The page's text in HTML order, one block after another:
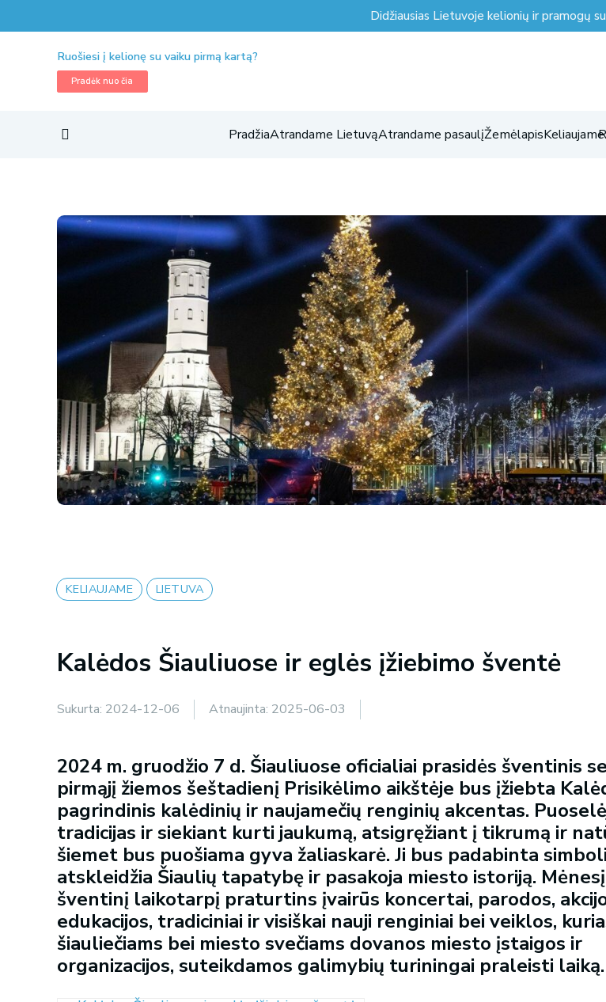
Didžiausias Lietuvoje kelionių ir pramogų
Ruošiesi į kelionę su vaiku pirmą kartą?
Pradėk nuo čia
PradžiaAtrandame LietuvąAtrandame pasaulįŽemėlapisKeliaujame
KELIAUJAME LIETUVA
Kalėdos Šiauliuose ir eglės įžiebimo šventė
Sukurta: 2024-12-06 Atnaujinta: 2025-06-03
2024 m. gruodžio 7 d. Šiauliuose oficialiai prasidės šventinis
pirmąjį žiemos šeštadienį Prisikėlimo aikštėje bus įžiebta
pagrindinis kalėdinių ir naujamečių renginių akcentas.
tradicijas ir siekiant kurti jaukumą, atsigręžiant į tikrumą ir
šiemet bus puošiama gyva žaliaskarė. Ji bus padabinta
atskleidžia Šiaulių tapatybę ir pasakoja miesto istoriją.
šventinį laikotarpį praturtins įvairūs koncertai, parodos,
edukacijos, tradiciniai ir visiškai nauji renginiai bei veiklos,
šiauliečiams bei miesto svečiams dovanos miesto įstaigos ir
organizacijos, suteikdamos galimybių turiningai praleisti laiką.